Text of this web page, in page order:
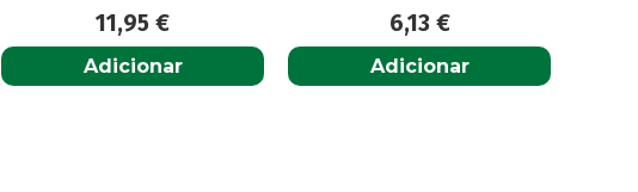
11,95€
Adicionar
6,13 €
Adicionar